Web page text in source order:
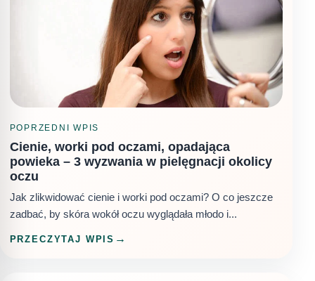
POPRZEDNI WPIS
Cienie, worki pod oczami, opadająca
powieka – 3 wyzwania w pielęgnacji okolicy
oczu
Jak zlikwidować cienie i worki pod oczami? O co jeszcze
zadbać, by skóra wokół oczu wyglądała młodo i...
PRZECZYTAJ WPIS